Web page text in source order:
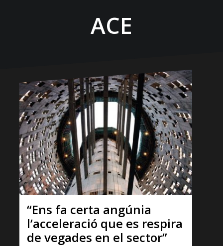
ACE
“Ens fa certa angúnia
l’acceleració que es respira
de vegades en el sector”